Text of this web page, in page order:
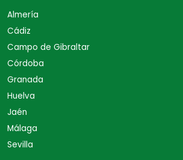
Almería
Cádiz
Campo de Gibraltar
Córdoba
Granada
Huelva
Jaén
Málaga
Sevilla